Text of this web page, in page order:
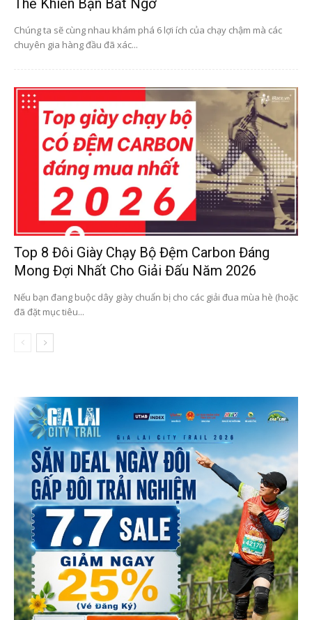
Thể Khiến Bạn Bất Ngờ
Chúng ta sẽ cùng nhau khám phá 6 lợi ích của chạy chậm mà các
chuyên gia hàng đầu đã xác...
Top 8 Đôi Giày Chạy Bộ Đệm Carbon Đáng
Mong Đợi Nhất Cho Giải Đấu Năm 2026
Nếu bạn đang buộc dây giày chuẩn bị cho các giải đua mùa hè (hoặc
đã đặt mục tiêu...